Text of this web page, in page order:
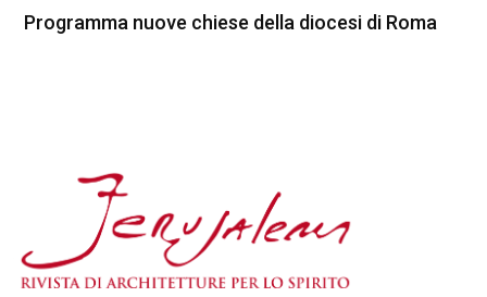
Programma nuove chiese della diocesi di Roma